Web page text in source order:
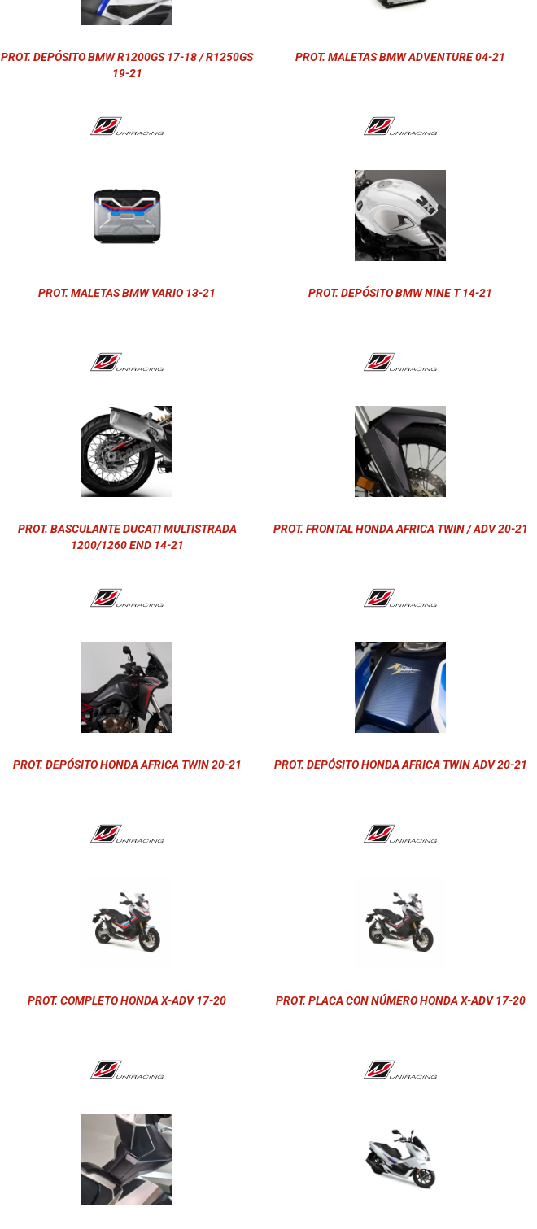
PROT. DEPÓSITO BMW R1200GS 17-18 / R1250GS
19-21
PROT. MALETAS BMW ADVENTURE 04-21
PROT. MALETAS BMW VARIO 13-21 PROT. DEPÓSITO BMW NINE T 14-21
PROT. BASCULANTE DUCATI MULTISTRADA
1200/1260 END 14-21
PROT. FRONTAL HONDA AFRICA TWIN / ADV 20-21
PROT. DEPÓSITO HONDA AFRICA TWIN 20-21 PROT. DEPÓSITO HONDA AFRICA TWIN ADV 20-21
PROT. COMPLETO HONDA X-ADV 17-20 PROT. PLACA CON NÚMERO HONDA X-ADV 17-20